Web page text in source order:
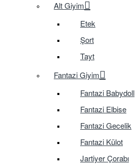
Alt Giyim
Etek
Şort
Tayt
Fantazi Giyim
Fantazi Babydoll
Fantazi Elbise
Fantazi Gecelik
Fantazi Külot
Jartiyer Çorabı